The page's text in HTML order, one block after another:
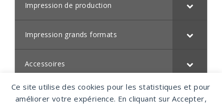
Ce site utilise des cookies pour les statistiques et pour
améliorer votre expérience. En cliquant sur Accepter,
Impression de production
Impression grands formats
Accessoires